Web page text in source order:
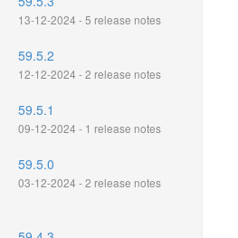
13-12-2024 - 5 release notes
59.5.2
12-12-2024 - 2 release notes
59.5.1
09-12-2024 - 1 release notes
59.5.0
03-12-2024 - 2 release notes